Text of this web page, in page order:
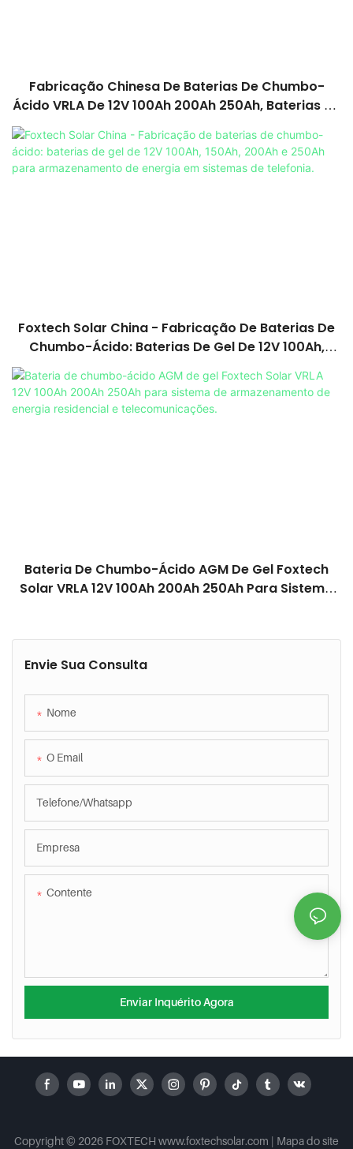
Envie Sua Consulta
Nome
O Email
Telefone/whatsapp
Empresa
Contente
Enviar Inquérito Agora
Fabricação Chinesa De Baterias De Chumbo-
Ácido VRLA De 12V 100Ah 200Ah 250Ah, Baterias De
Energia Doméstica.
Foxtech Solar China - Fabricação De Baterias De
Chumbo-Ácido: Baterias De Gel De 12V 100Ah,
150Ah, 200Ah E 250Ah Para Armazenamento De
Energia Em Sistemas De Telefonia.
Bateria De Chumbo-Ácido AGM De Gel Foxtech
Solar VRLA 12V 100Ah 200Ah 250Ah Para Sistema
Copyright © 2026 FOXTECH www.foxtechsolar.com | Mapa do site